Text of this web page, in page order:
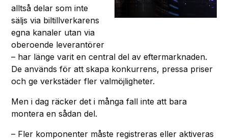
alltså delar som inte
säljs via biltillverkarens
egna kanaler utan via
oberoende leverantörer
– har länge varit en central del av eftermarknaden.
De används för att skapa konkurrens, pressa priser
och ge verkstäder fler valmöjligheter.
Men i dag räcker det i många fall inte att bara
montera en sådan del.
– Fler komponenter måste registreras eller aktiveras